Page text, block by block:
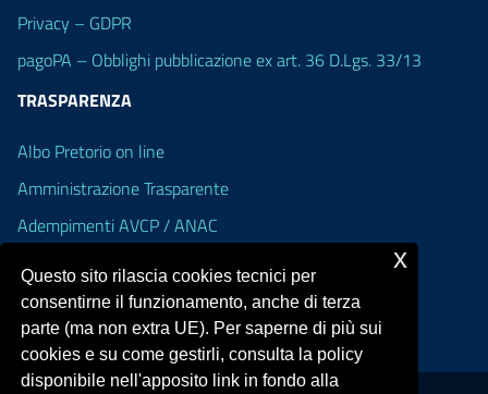
Privacy – GDPR
pagoPA – Obblighi pubblicazione ex art. 36 D.Lgs. 33/13
TRASPARENZA
Albo Pretorio on line
Amministrazione Trasparente
Adempimenti AVCP / ANAC
Dichiarazione di accessibilità
Questo sito rilascia cookies tecnici per
consentirne il funzionamento, anche di terza
parte (ma non extra UE). Per saperne di più sui
cookies e su come gestirli, consulta la policy
disponibile nell'apposito link in fondo alla
x